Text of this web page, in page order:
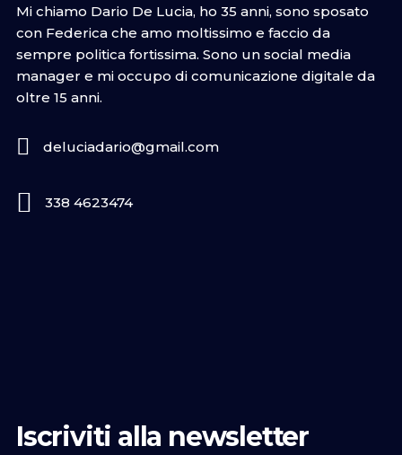
Mi chiamo Dario De Lucia, ho 35 anni, sono sposato
con Federica che amo moltissimo e faccio da
sempre politica fortissima. Sono un social media
manager e mi occupo di comunicazione digitale da
oltre 15 anni.
deluciadario@gmail.com
338 4623474
Iscriviti alla newsletter